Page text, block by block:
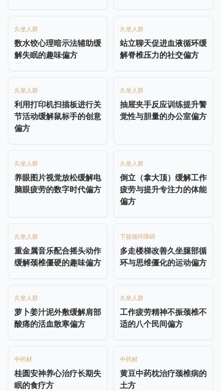
久坐人群
数水饺心理暗示法辅助缓
解失眠的趣味偏方
久坐人群
站立聊天促进血液循环缓
解脊椎压力的社交偏方
久坐人群
利用打印机扫描板进行关
节活动缓解鼠标手的创意
偏方
久坐人群
抽屉夹手反应训练提升警
觉性与胆量的办公室偏方
久坐人群
养眼图片视觉放松缓解电
脑眼疲劳的数字时代偏方
久坐人群
倒立（拿大顶）缓解工作
疲劳与提升专注力的体能
偏方
久坐人群
重金属音乐配合摇头动作
缓解颈椎僵硬的趣味偏方
下肢循环障碍
多走楼梯改善久坐腿部循
环与思维僵化的运动偏方
久坐人群
萝卜姜汁泥外敷缓解肩部
酸痛的活血散寒偏方
久坐人群
工作疲劳精神不振颈椎不
适的八个民间偏方
中药材
桂圆安神养心治疗长期失
眠的食疗方
中药材
黄豆中药枕治疗颈椎病的
土方